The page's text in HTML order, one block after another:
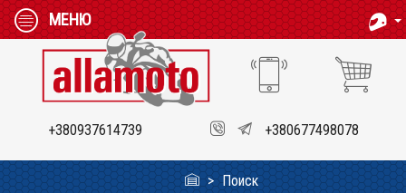
МЕНЮ
+380937614739 +380677498078
Поиск